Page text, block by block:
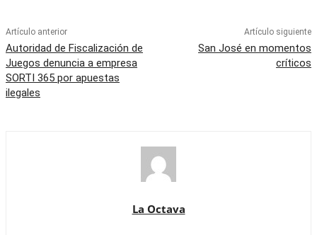
Artículo anterior
Autoridad de Fiscalización de
Juegos denuncia a empresa
SORTI 365 por apuestas
ilegales
Artículo siguiente
San José en momentos
críticos
La Octava